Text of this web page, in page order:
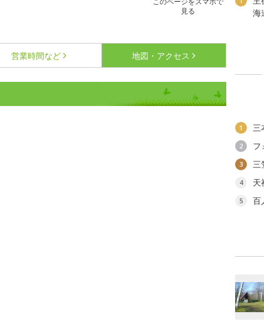
見る
営業時間など 地図・アクセス
海
1 三
2 フ
3 三
4 天
5 百